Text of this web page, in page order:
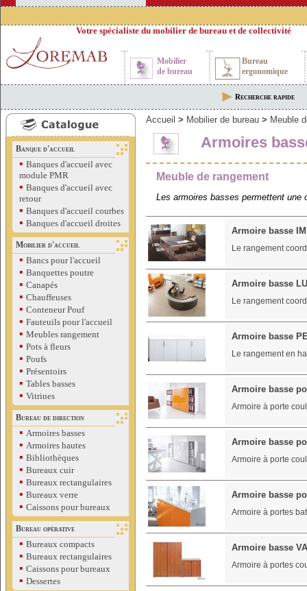
Votre spécialiste du mobilier de bureau et de collectivité
Mobilier
de bureau
Bureau
ergonomique
Recherche rapide
Banque d'accueil
▪ Banques d'accueil avec
module PMR
▪ Banques d'accueil avec
retour
▪ Banques d'accueil courbes
▪ Banques d'accueil droites
Mobilier d'accueil
▪ Bancs pour l'accueil
▪ Banquettes poutre
▪ Canapés
▪ Chauffeuses
▪ Conteneur Pouf
▪ Fauteuils pour l'accueil
▪ Meubles rangement
▪ Pots à fleurs
▪ Poufs
▪ Présentoirs
▪ Tables basses
▪ Vitrines
Bureau de direction
▪ Armoires basses
▪ Armoires hautes
▪ Bibliothèques
▪ Bureaux cuir
▪ Bureaux rectangulaires
▪ Bureaux verre
▪ Caissons pour bureaux
Bureau opérative
▪ Bureaux compacts
▪ Bureaux rectangulaires
▪ Caissons pour bureaux
▪ Dessertes
Accueil > Mobilier de bureau > Meuble
Armoires
Meuble de rangement
Les armoires basses permettent une
Armoire basse
Le rangement
Armoire basse
Le rangement
Armoire basse
Le rangement en
Armoire basse
Armoire à porte
Armoire basse
Armoire à porte
Armoire basse
Armoire à portes
Armoire basse
Armoire à portes